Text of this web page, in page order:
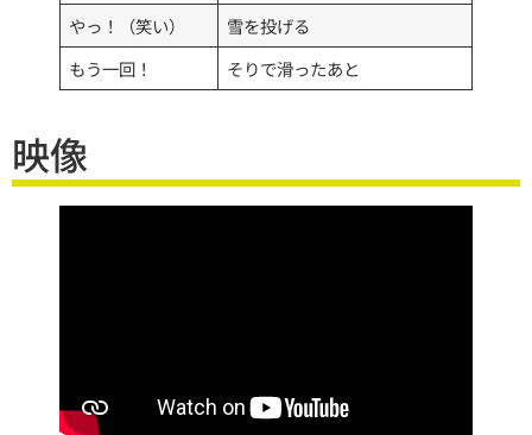
やっ！（笑い）
雪を投げる
もう一回！
そりで滑ったあと
映像